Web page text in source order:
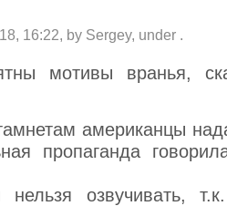
16:22, by Sergey, under .
мотивы вранья,
американцы
пропаганда
озвучивать,